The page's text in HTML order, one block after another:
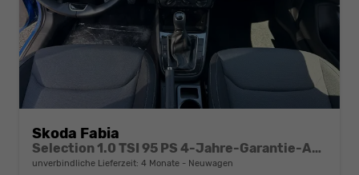
Skoda Fabia
Selection 1.0 TSI 95 PS 4-Jahre-Garantie-AppleCarPlay-AndroidAuto-LED-PDC-Sitzheizung-DAB-Klima
unverbindliche Lieferzeit: 4 Monate Neuwagen